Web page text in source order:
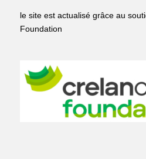
le site est actualisé grâce au
Foundation